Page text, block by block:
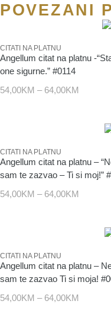
POVEZANI
CITATI NA PLATNU
Angellum citat na platnu -
one sigurne.” #0114
54,00KM – 64,00KM
CITATI NA PLATNU
Angellum citat na platnu –
sam te zazvao – Ti si moj!”
54,00KM – 64,00KM
CITATI NA PLATNU
Angellum citat na platnu –
sam te zazvao Ti si moja!
54,00KM – 64,00KM